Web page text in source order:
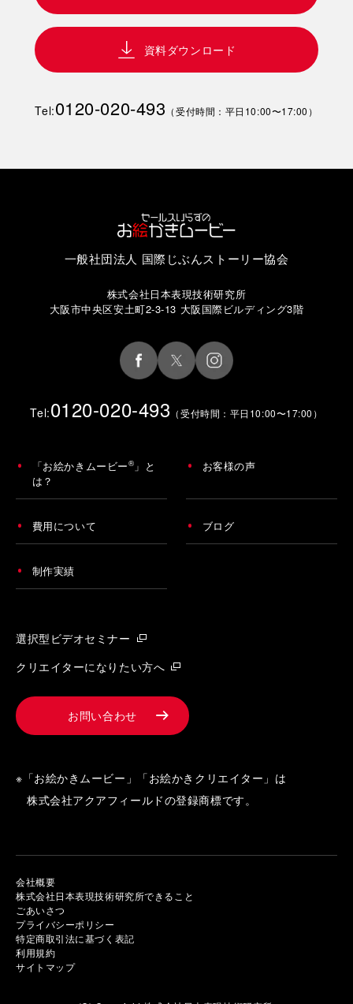
資料ダウンロード
Tel:0120-020-493 （受付時間：平日10:00〜17:00）
一般社団法人 国際じぶんストーリー協会
株式会社日本表現技術研究所
大阪市中央区安土町2-3-13 大阪国際ビルディング3階
Tel:0120-020-493 （受付時間：平日10:00〜17:00）
「お絵かきムービー® 」と
は？
お客様の声
費用について ブログ
制作実績
選択型ビデオセミナー
クリエイターになりたい方へ
お問い合わせ
※「お絵かきムービー」「お絵かきクリエイター」は
株式会社アクアフィールドの登録商標です。
会社概要
株式会社日本表現技術研究所できること
ごあいさつ
プライバシーポリシー
特定商取引法に基づく表記
利用規約
サイトマップ